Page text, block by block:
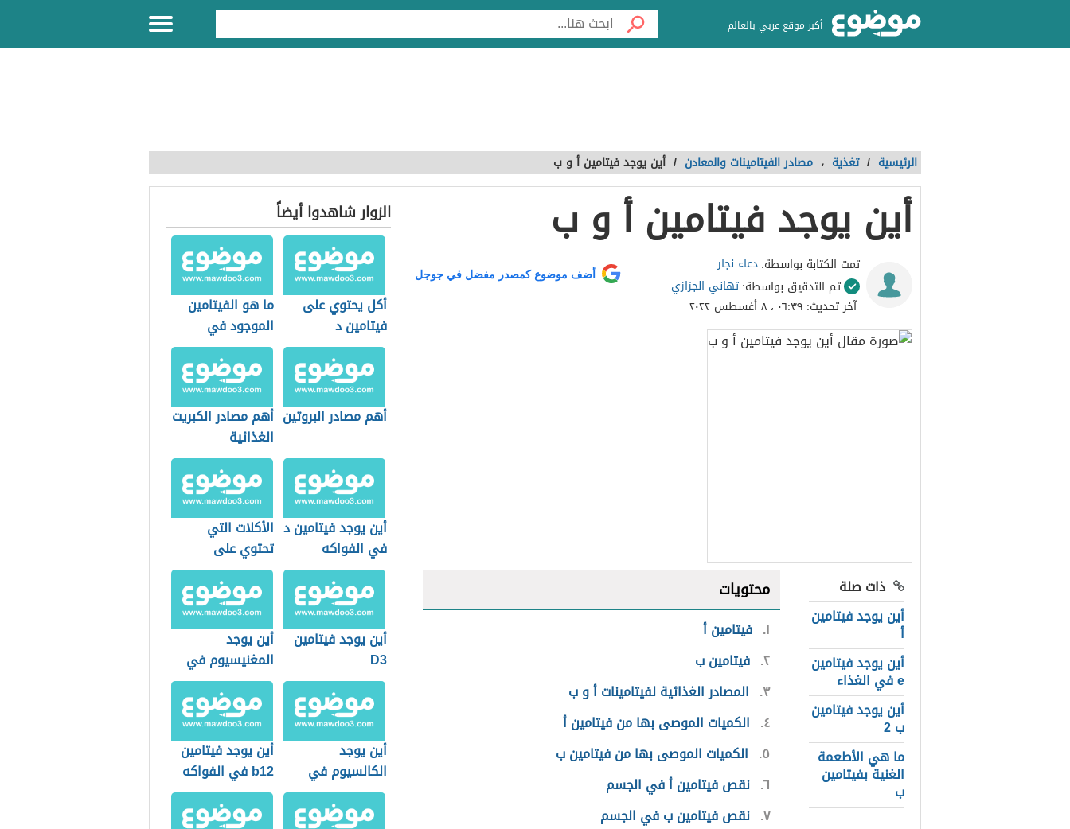
أكبر موقع عربي بالعالم
الرئيسية / تغذية ، مصادر الفيتامينات والمعادن / أين يوجد فيتامين أ و ب
أين يوجد فيتامين أ و ب
تمت الكتابة بواسطة:دعاء نجار
تم التدقيق بواسطة:تهاني الجزازي
آخر تحديث: ٠٦:٣٩ ، ٨ أغسطس ٢٠٢٢
أضف موضوع كمصدر مفضل في جوجل
ذات صلة
أين يوجد فيتامين
أ
أين يوجد فيتامين
e في الغذاء
أين يوجد فيتامين
ب 2
ما هي الأطعمة
الغنية بفيتامين
ب
محتويات
١ فيتامين أ
٢ فيتامين ب
٣ المصادر الغذائية لفيتامينات أ و ب
٤ الكميات الموصى بها من فيتامين أ
٥ الكميات الموصى بها من فيتامين ب
٦ نقص فيتامين أ في الجسم
٧ نقص فيتامين ب في الجسم
الزوار شاهدوا أيضاً
أكل يحتوي على
فيتامين د
ما هو الفيتامين
الموجود في
الشمس
أهم مصادر البروتين أهم مصادر الكبريت
الغذائية
أين يوجد فيتامين د
في الفواكه
الأكلات التي
تحتوي على
فيتامين د
أين يوجد فيتامين
D3
أين يوجد
المغنيسيوم في
الأعشاب
أين يوجد
الكالسيوم في
الطعام
أين يوجد فيتامين
b12 في الفواكه